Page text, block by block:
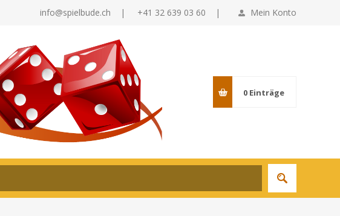
Mein Konto
info@spielbude.ch | +41 32 639 03 60 |
0 Einträge